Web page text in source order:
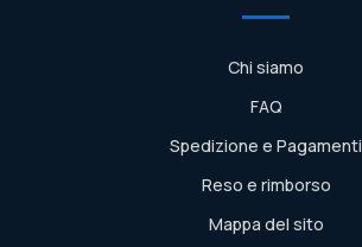
Chi siamo
FAQ
Spedizione e Pagamenti
Reso e rimborso
Mappa del sito